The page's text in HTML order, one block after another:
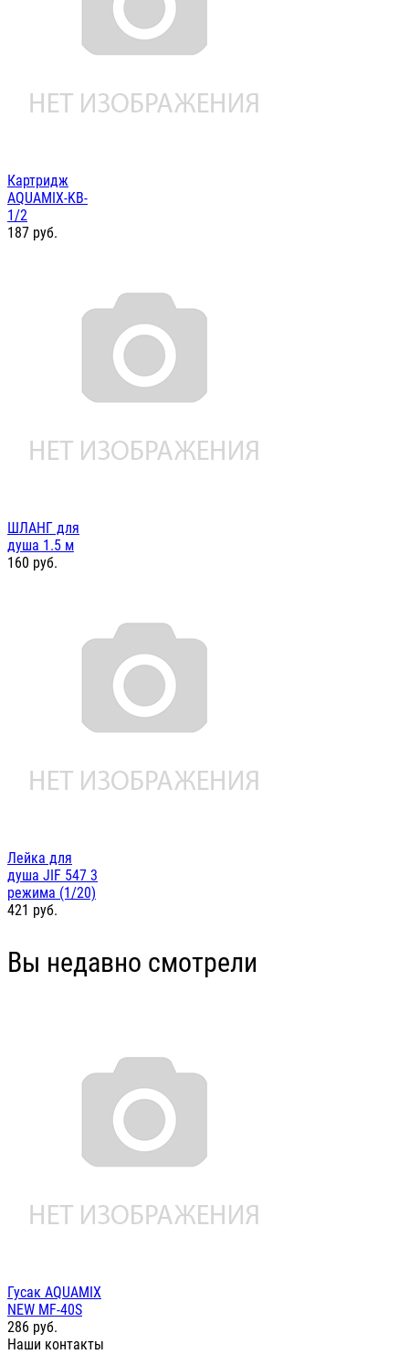
Картридж
AQUAMIX-KB-
1/2
187 руб.
ШЛАНГ для
душа 1.5 м
160 руб.
Лейка для
душа JIF 547 3
режима (1/20)
421 руб.
Вы недавно смотрели
Гусак AQUAMIX
NEW MF-40S
286 руб.
Наши контакты